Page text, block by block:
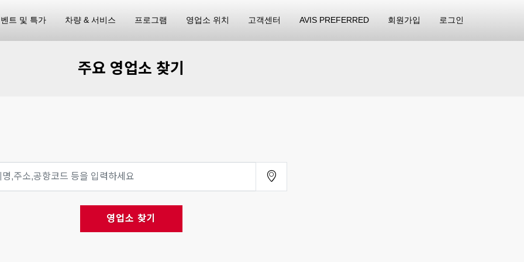
트 및 특가 차량 & 서비스 프로그램 영업소 위치 고객센터 AVIS PREFERRED 회원가입 로그인
주요 영업소 찾기
영업소 찾기